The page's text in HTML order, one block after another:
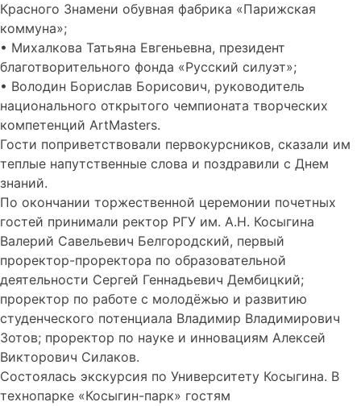
Красного Знамени обувная фабрика «Парижская
коммуна»;
• Михалкова Татьяна Евгеньевна, президент
благотворительного фонда «Русский силуэт»;
• Володин Борислав Борисович, руководитель
национального открытого чемпионата творческих
компетенций ArtMasters.
Гости поприветствовали первокурсников, сказали им
теплые напутственные слова и поздравили с Днем
знаний.
По окончании торжественной церемонии почетных
гостей принимали ректор РГУ им. А.Н. Косыгина
Валерий Савельевич Белгородский, первый
проректор-проректора по образовательной
деятельности Сергей Геннадьевич Дембицкий;
проректор по работе с молодёжью и развитию
студенческого потенциала Владимир Владимирович
Зотов; проректор по науке и инновациям Алексей
Викторович Силаков.
Состоялась экскурсия по Университету Косыгина. В
технопарке «Косыгин-парк» гостям